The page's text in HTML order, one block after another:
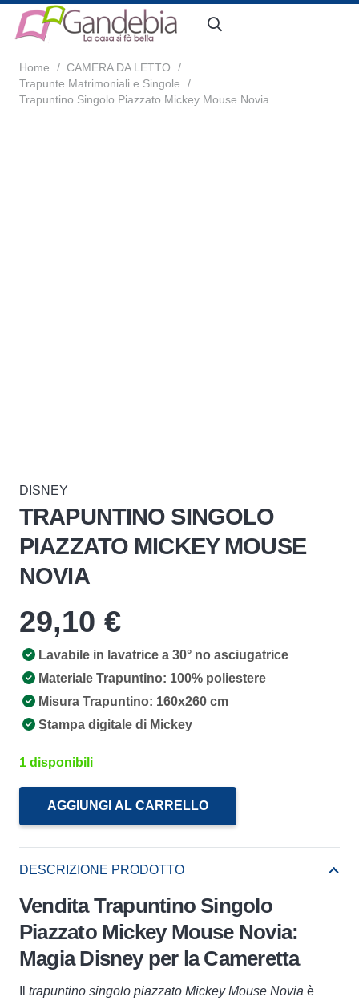
Home / CAMERA DA LETTO
/
Trapunte Matrimoniali e Singole
/
Trapuntino Singolo Piazzato Mickey Mouse Novia
DISNEY
TRAPUNTINO SINGOLO
PIAZZATO MICKEY MOUSE
NOVIA
29,10 €
Lavabile in lavatrice a 30° no asciugatrice
Materiale Trapuntino: 100% poliestere
Misura Trapuntino: 160x260 cm
Stampa digitale di Mickey
1 disponibili
Mouse
Novia
quantità
AGGIUNGI AL CARRELLO
DESCRIZIONE PRODOTTO
Vendita Trapuntino Singolo
Piazzato Mickey Mouse Novia:
Magia Disney per la Cameretta
trapuntino singolo piazzato Mickey Mouse Novia è